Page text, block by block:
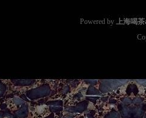
Powered by 上海喝